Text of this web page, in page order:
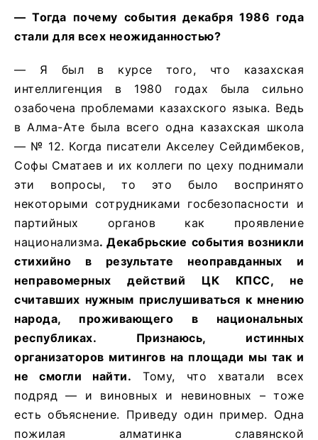
— Тогда почему события декабря 1986 года
стали для всех неожиданностью?
— Я был в курсе того, что казахская
интеллигенция в 1980 годах была сильно
озабочена проблемами казахского языка. Ведь
в Алма-Ате была всего одна казахская школа
— № 12. Когда писатели Акселеу Сейдимбеков,
Софы Сматаев и их коллеги по цеху поднимали
эти вопросы, то это было воспринято
некоторыми сотрудниками госбезопасности и
партийных органов как проявление
национализма. Декабрьские события возникли
стихийно в результате неоправданных и
неправомерных действий ЦК КПСС, не
считавших нужным прислушиваться к мнению
народа, проживающего в национальных
республиках. Признаюсь, истинных
организаторов митингов на площади мы так и
не смогли найти.
Тому, что хватали всех
подряд — и виновных и невиновных – тоже
есть объяснение. Приведу один пример. Одна
пожилая алматинка славянской